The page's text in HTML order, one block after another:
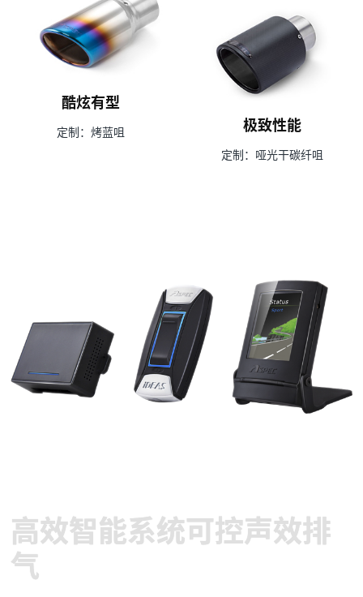
酷炫有型
定制：烤蓝咀 极致性能
定制：哑光干碳纤咀
高效智能系统可控声效排
气